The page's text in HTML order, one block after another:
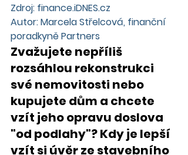
Zdroj: finance.iDNES.cz
Autor: Marcela Střelcová, finanční
poradkyně Partners
Zvažujete nepříliš
rozsáhlou rekonstrukci
své nemovitosti nebo
kupujete dům a chcete
vzít jeho opravu doslova
"od podlahy"? Kdy je lepší
vzít si úvěr ze stavebního